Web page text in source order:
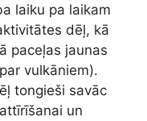
laiku pa laikam
dēļ, kā
paceļas jaunas
vulkāniem).
tongieši savāc
un